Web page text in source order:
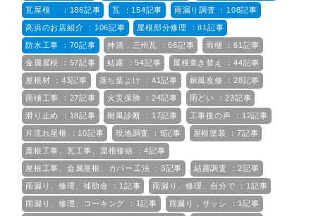
瓦屋根 ：186記事 瓦 ：154記事 雨漏り調査 ：108記事
高浜のお店紹介 ：106記事 屋根部分修理 ：81記事
防水工事 ：70記事 神清，三州瓦 ：66記事 雨樋 ：61記事
金属屋根 ：57記事 結露 ：54記事 屋根葺き替え ：44記事
屋根材 ：43記事 落ち葉よけ ：41記事 耐風改修 ：28記事
雨樋工事 ：27記事 火災保険 ：24記事 雨どい ：23記事
滑り止め ：18記事 耐風診断 ：17記事 工事後の声 ：12記事
片流れ屋根 ：10記事 現地調査 ：9記事 屋根塗装 ：7記事
屋根工事、瓦工事、屋根修繕 ：4記事
屋根工事、金属屋根、カバー工法 ：3記事 結露調査 ：2記事
雨漏り、修理、補助金 ：1記事 雨漏り、修理、自分で ：1記事
雨漏り、修理、コーキング ：1記事 雨漏り，サッシ ：1記事